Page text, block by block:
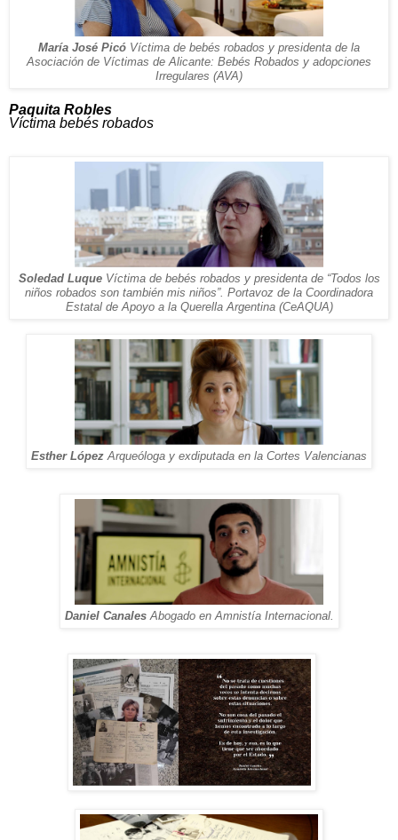
María José Picó Víctima de bebés robados y presidenta de la
Asociación de Víctimas de Alicante: Bebés Robados y adopciones
Irregulares (AVA)
Paquita Robles
Víctima bebés robados
Soledad LuqueVíctima de bebés robados y presidenta de “Todos los
niños robados son también mis niños”. Portavoz de la Coordinadora
Estatal de Apoyo a la Querella Argentina (CeAQUA)
Esther LópezArqueóloga y exdiputada en la Cortes Valencianas
Daniel CanalesAbogado en Amnistía Internacional.